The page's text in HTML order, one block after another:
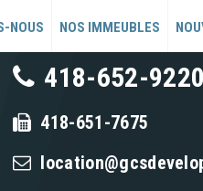
NOUS NOS IMMEUBLES
Québec (Québec)
418-652-9220
418-651-7675